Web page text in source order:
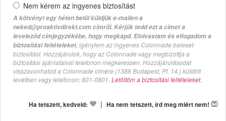
Nem kérem az ingyenes biztosítást
A kötvényt egy héten belül küldjük e-mailen a
neked@proaktivdirekt.com címről. Kérjük tedd ezt a címet a
leveleződ címjegyzékébe, hogy megkapd. Elolvastam és elfogadom a
biztosítási feltételeket, igénylem az ingyenes Colonnade baleset-
biztosítást. Hozzájárulok, hogy az Colonnade vagy megbízottja a
biztosítási ajánlataival telefonon megkeressen. Hozzájárulásodat
visszavonhatod a Colonnade címére (1388 Budapest, Pf. 14.) küldött
levélben vagy telefonon: 801-0801. Letöltöm a biztosítási feltételeket.
Ha tetszett, kedveld: | Ha nem tetszett, írd meg miért nem!